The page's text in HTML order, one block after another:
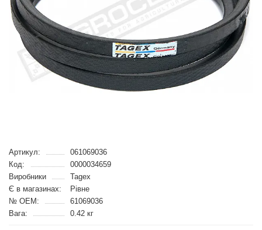
Артикул:
061069036
Код:
0000034659
Виробники
Tagex
Є в магазинах:
Рівне
№ OEM:
61069036
Вага:
0.42 кг